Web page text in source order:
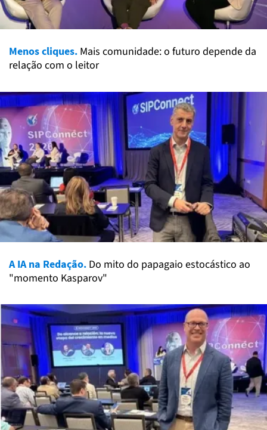
Menos cliques. Mais comunidade: o futuro depende da
relação com o leitor
A IA na Redação. Do mito do papagaio estocástico ao
"momento Kasparov"